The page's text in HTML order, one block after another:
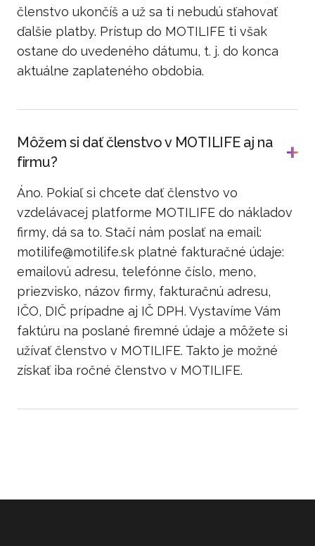
členstvo ukončíš a už sa ti nebudú sťahovať
ďalšie platby. Prístup do MOTILIFE ti však
ostane do uvedeného dátumu, t. j. do konca
aktuálne zaplateného obdobia.
Môžem si dať členstvo v MOTILIFE aj na
firmu?
Áno. Pokiaľ si chcete dať členstvo vo
vzdelávacej platforme MOTILIFE do nákladov
firmy, dá sa to. Stačí nám poslať na email:
motilife@motilife.sk platné fakturačné údaje:
emailovú adresu, telefónne číslo, meno,
priezvisko, názov firmy, fakturačnú adresu,
IČO, DIČ prípadne aj IČ DPH. Vystavíme Vám
faktúru na poslané firemné údaje a môžete si
užívať členstvo v MOTILIFE. Takto je možné
získať iba ročné členstvo v MOTILIFE.